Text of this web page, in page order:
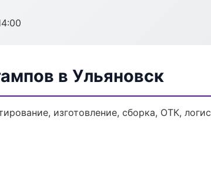
в Ульяновск
изготовление, сборка, ОТК,